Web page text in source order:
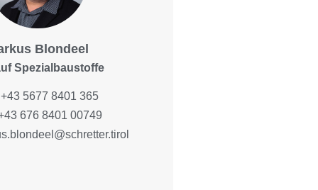
Blondeel
Spezialbaustoffe
+43 5677 8401 365
676 8401 00749